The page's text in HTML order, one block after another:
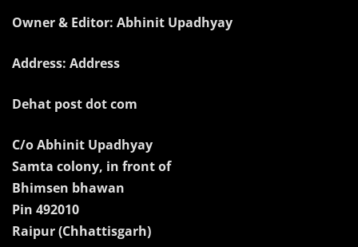
Owner & Editor: Abhinit Upadhyay
Address: Address
Dehat post dot com
C/o Abhinit Upadhyay
Samta colony, in front of
Bhimsen bhawan
Pin 492010
Raipur (Chhattisgarh)